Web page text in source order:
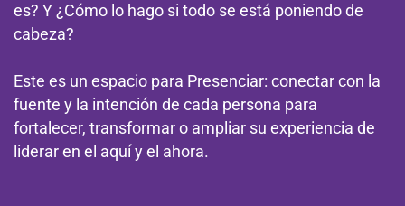
es? Y ¿Cómo lo hago si todo se está poniendo de
cabeza?
Este es un espacio para Presenciar: conectar con la
fuente y la intención de cada persona para
fortalecer, transformar o ampliar su experiencia de
liderar en el aquí y el ahora.